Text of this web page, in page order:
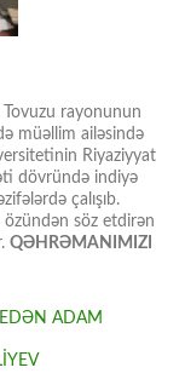
rayonunun
müəllim ailəsində
Riyaziyyat
dövründə indiyə
çalışıb.
özündən söz etdirən
QƏHRƏMANIMIZI
EDƏN ADAM